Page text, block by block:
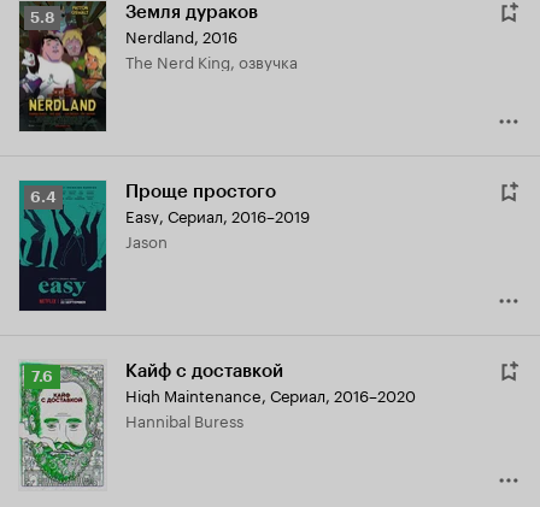
Рейтинг
Кинопоиска
5.8
5.8 Земля дураков
Nerdland, 2016
The Nerd King, озвучка
Рейтинг
Кинопоиска
6.4
6.4 Проще простого
Easy, Сериал, 2016–2019
Jason
Рейтинг
Кинопоиска
7.6
7.6 Кайф с доставкой
High Maintenance, Сериал, 2016–2020
Hannibal Buress